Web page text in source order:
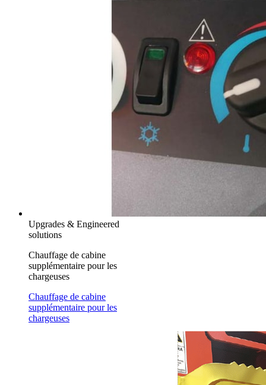
Upgrades & Engineered
solutions
Chauffage de cabine
supplémentaire pour les
chargeuses
Chauffage de cabine
supplémentaire pour les
chargeuses